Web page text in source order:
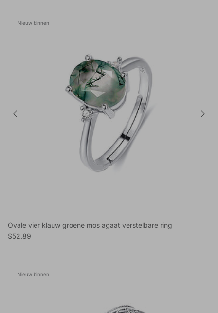
Nieuw binnen
Ovale vier klauw groene mos agaat verstelbare ring
Reguliere prijs
$52.89
Nieuw binnen